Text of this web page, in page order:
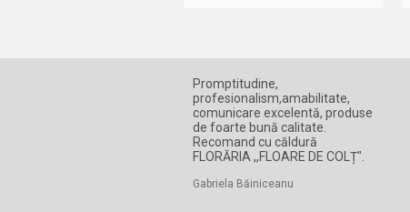
Promptitudine,
profesionalism,amabilitate,
comunicare excelentă, produse
de foarte bună calitate.
Recomand cu căldură
FLORĂRIA ,,FLOARE DE COLȚ".
Gabriela Băiniceanu